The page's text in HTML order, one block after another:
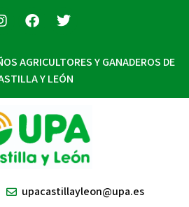
AGRICULTORES Y GANADEROS DE
Y LEÓN
upacastillayleon@upa.es